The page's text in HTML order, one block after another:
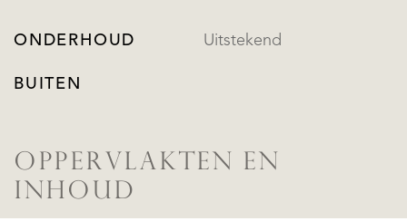
ONDERHOUD
BUITEN
Uitstekend
OPPERVLAKTEN EN
INHOUD